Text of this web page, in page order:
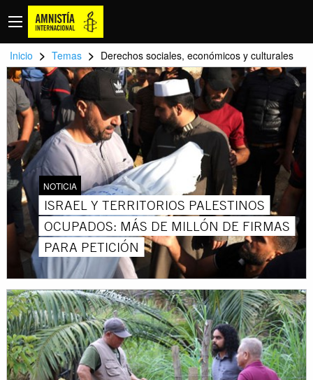
Inicio > Temas > Derechos sociales, económicos y culturales
NOTICIA
ISRAEL Y TERRITORIOS PALESTINOS
OCUPADOS: MÁS DE MILLÓN DE FIRMAS
PARA PETICIÓN